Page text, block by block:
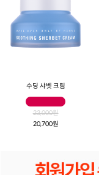
수딩 샤벳 크림
23,000원
20,700원